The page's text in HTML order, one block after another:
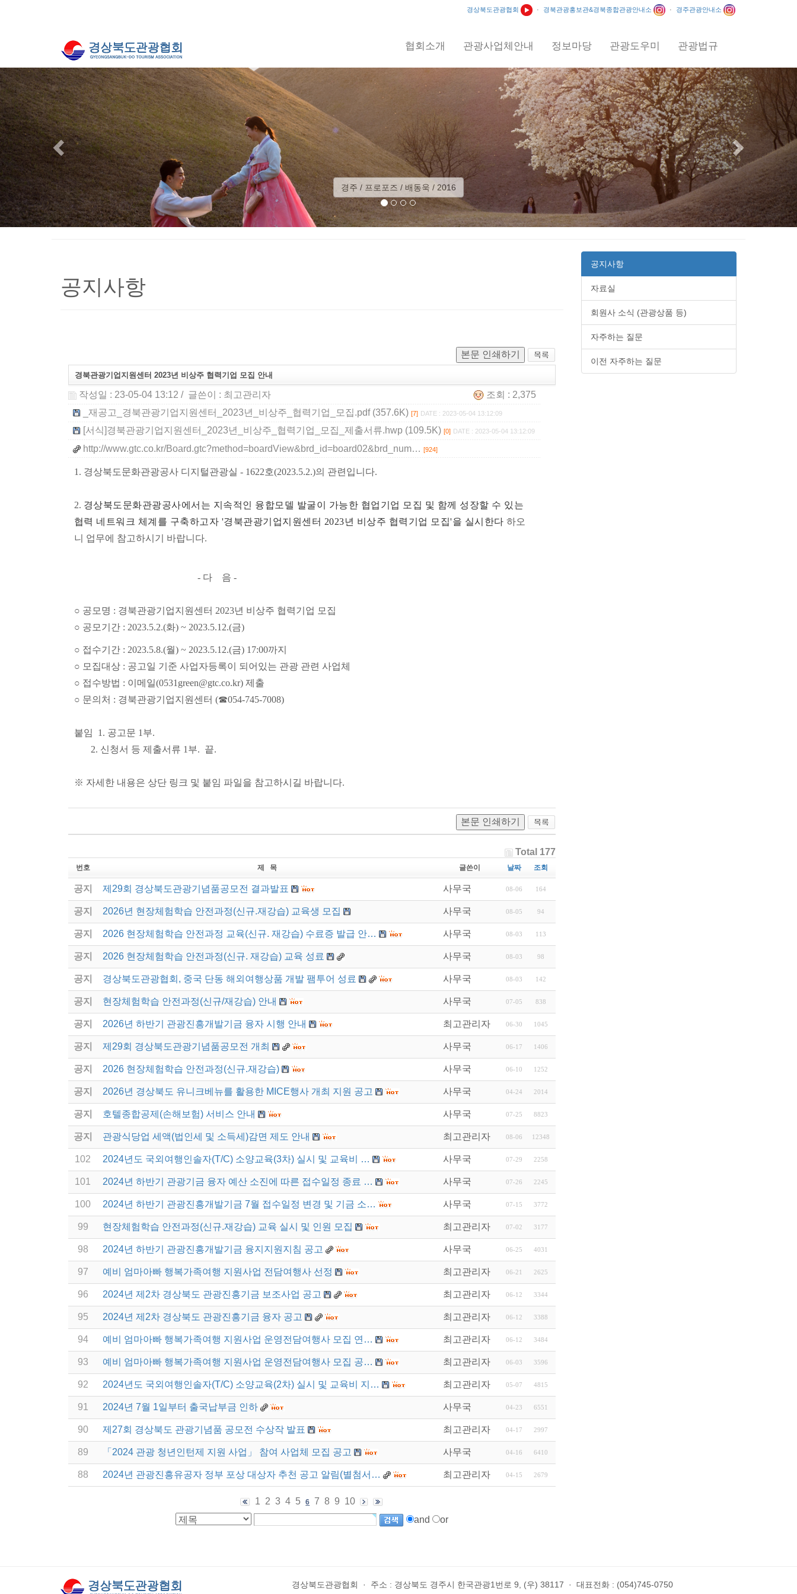
경상북도관광협회 · 경북관광홍보관&경북종합관광안내소 · 경주관광안내소
협회소개 관광사업체안내 정보마당 관광도우미 관광법규
경주 / 프로포즈 / 배동욱 / 2016
Previous Next
공지사항
본문 인쇄하기
경북관광기업지원센터 2023년 비상주 협력기업 모집 안내
작성일 : 23-05-04 13:12 / 글쓴이 : 최고관리자
조회 : 2,375
_재공고_경북관광기업지원센터_2023년_비상주_협력기업_모집.pdf (357.6K) [7] DATE : 2023-05-04 13:12:09
[서식]경북관광기업지원센터_2023년_비상주_협력기업_모집_제출서류.hwp (109.5K) [0] DATE : 2023-05-04 13:12:09
http://www.gtc.co.kr/Board.gtc?method=boardView&brd_id=board02&brd_num… [924]
1. 경상북도문화관광공사 디지털관광실 - 1622호(2023.5.2.)의 관련입니다.
2. 경상북도문화관광공사에서는 지속적인 융합모델 발굴이 가능한 협업기업 모집 및 함께 성장할 수 있는
협력 네트워크 체계를 구축하고자 '경북관광기업지원센터 2023년 비상주 협력기업 모집'을 실시한다하오
니 업무에 참고하시기 바랍니다.
- 다 음 -
○ 공모명 : 경북관광기업지원센터 2023년 비상주 협력기업 모집
○ 공모기간 : 2023.5.2.(화) ~ 2023.5.12.(금)
○ 접수기간 : 2023.5.8.(월) ~ 2023.5.12.(금) 17:00까지
○ 모집대상 : 공고일 기준 사업자등록이 되어있는 관광 관련 사업체
○ 접수방법 : 이메일(0531green@gtc.co.kr) 제출
○ 문의처 : 경북관광기업지원센터 (☎054-745-7008)
붙임 1. 공고문 1부.
2. 신청서 등 제출서류 1부. 끝.
※ 자세한 내용은 상단 링크 및 붙임 파일을 참고하시길 바랍니다.
본문 인쇄하기
Total 177
번호 제 목 글쓴이 날짜 조회
공지 제29회 경상북도관광기념품공모전 결과발표 사무국 08-06 164
공지 2026년 현장체험학습 안전과정(신규.재강습) 교육생 모집 사무국 08-05 94
공지 2026 현장체험학습 안전과정 교육(신규. 재강습) 수료증 발급 안… 사무국 08-03 113
공지 2026 현장체험학습 안전과정(신규. 재강습) 교육 성료 사무국 08-03 98
공지 경상북도관광협회, 중국 단동 해외여행상품 개발 팸투어 성료 사무국 08-03 142
공지 현장체험학습 안전과정(신규/재강습) 안내 사무국 07-05 838
공지 2026년 하반기 관광진흥개발기금 융자 시행 안내 최고관리자 06-30 1045
공지 제29회 경상북도관광기념품공모전 개최 사무국 06-17 1406
공지 2026 현장체험학습 안전과정(신규.재강습) 사무국 06-10 1252
공지 2026년 경상북도 유니크베뉴를 활용한 MICE행사 개최 지원 공고 사무국 04-24 2014
공지 호텔종합공제(손해보험) 서비스 안내 사무국 07-25 8823
공지 관광식당업 세액(법인세 및 소득세)감면 제도 안내 최고관리자 08-06 12348
102 2024년도 국외여행인솔자(T/C) 소양교육(3차) 실시 및 교육비 … 사무국 07-29 2258
101 2024년 하반기 관광기금 융자 예산 소진에 따른 접수일정 종료 … 사무국 07-26 2245
100 2024년 하반기 관광진흥개발기금 7월 접수일정 변경 및 기금 소… 사무국 07-15 3772
99 현장체험학습 안전과정(신규.재강습) 교육 실시 및 인원 모집 최고관리자 07-02 3177
98 2024년 하반기 관광진흥개발기금 융지지원지침 공고 사무국 06-25 4031
97 예비 엄마아빠 행복가족여행 지원사업 전담여행사 선정 최고관리자 06-21 2625
96 2024년 제2차 경상북도 관광진흥기금 보조사업 공고 최고관리자 06-12 3344
95 2024년 제2차 경상북도 관광진흥기금 융자 공고 최고관리자 06-12 3388
94 예비 엄마아빠 행복가족여행 지원사업 운영전담여행사 모집 연… 최고관리자 06-12 3484
93 예비 엄마아빠 행복가족여행 지원사업 운영전담여행사 모집 공… 최고관리자 06-03 3596
92 2024년도 국외여행인솔자(T/C) 소양교육(2차) 실시 및 교육비 지… 최고관리자 05-07 4815
91 2024년 7월 1일부터 출국납부금 인하 사무국 04-23 6551
90 제27회 경상북도 관광기념품 공모전 수상작 발표 최고관리자 04-17 2997
89 「2024 관광 청년인턴제 지원 사업」 참여 사업체 모집 공고 사무국 04-16 6410
88 2024년 관광진흥유공자 정부 포상 대상자 추천 공고 알림(별첨서… 최고관리자 04-15 2679
1 2 3 4 5 6 7 8 9 10
and
or
공지사항
자료실
회원사 소식 (관광상품 등)
자주하는 질문
이전 자주하는 질문
경상북도관광협회 · 주소 : 경상북도 경주시 한국관광1번로 9, (우) 38117 · 대표전화 : (054)745-0750